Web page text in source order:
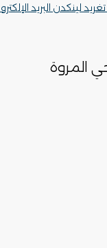
تغريد لينكدن البريد